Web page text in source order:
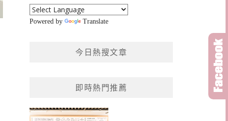
Powered by Translate
今日熱搜文章
即時熱門推薦